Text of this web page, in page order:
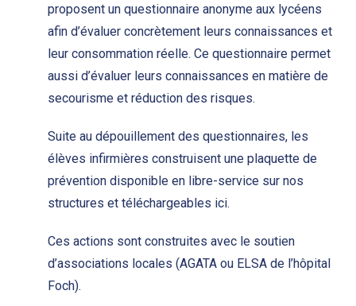
proposent un questionnaire anonyme aux lycéens
afin d’évaluer concrètement leurs connaissances et
leur consommation réelle. Ce questionnaire permet
aussi d’évaluer leurs connaissances en matière de
secourisme et réduction des risques.
Suite au dépouillement des questionnaires, les
élèves infirmières construisent une plaquette de
prévention disponible en libre-service sur nos
structures et téléchargeables ici.
Ces actions sont construites avec le soutien
d’associations locales (AGATA ou ELSA de l’hôpital
Foch).